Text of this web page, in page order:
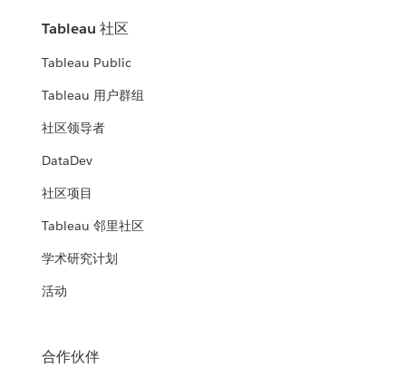
Tableau 社区
Tableau Public
Tableau 用户群组
社区领导者
DataDev
社区项目
Tableau 邻里社区
学术研究计划
活动
合作伙伴